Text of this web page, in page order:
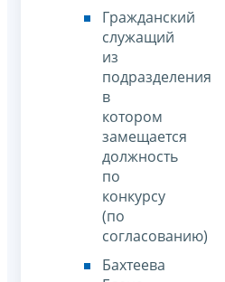
Гражданский
служащий
из
подразделения
в
котором
замещается
должность
по
конкурсу
(по
согласованию)
Бахтеева